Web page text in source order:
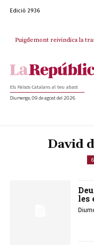
Edició 2936
Puigdemont reivindica la
Els Països Catalans al teu abast
Diumenge, 09 de agost del 2026
David
les